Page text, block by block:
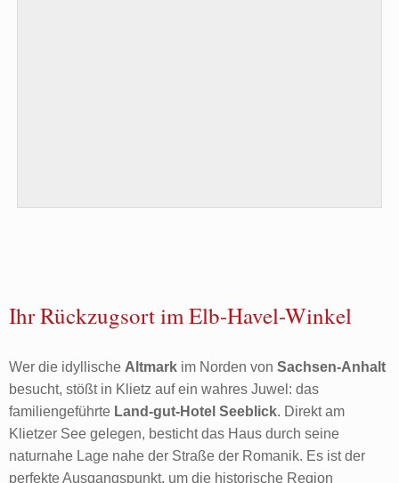
Ihr Rückzugsort im Elb-Havel-Winkel
Wer die idyllische Altmark im Norden von Sachsen-Anhalt
besucht, stößt in Klietz auf ein wahres Juwel: das
familiengeführte Land-gut-Hotel Seeblick. Direkt am
Klietzer See gelegen, besticht das Haus durch seine
naturnahe Lage nahe der Straße der Romanik. Es ist der
perfekte Ausgangspunkt, um die historische Region